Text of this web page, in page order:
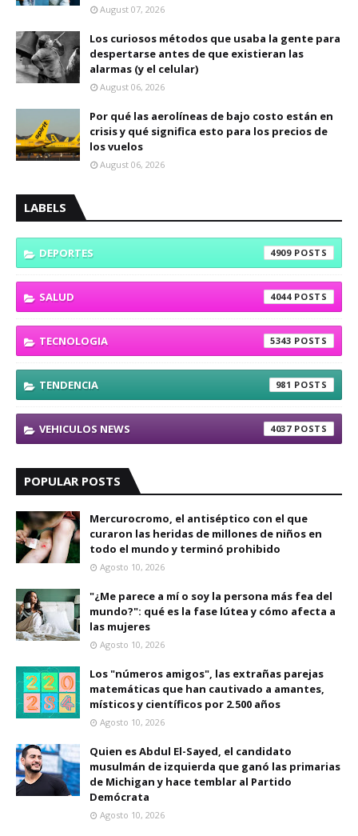
August 07, 2026
Los curiosos métodos que usaba la gente para
despertarse antes de que existieran las
alarmas (y el celular)
August 06, 2026
Por qué las aerolíneas de bajo costo están en
crisis y qué significa esto para los precios de
los vuelos
August 06, 2026
LABELS
DEPORTES 4909
SALUD 4044
TECNOLOGIA 5343
TENDENCIA 981
VEHICULOS NEWS 4037
POPULAR POSTS
Mercurocromo, el antiséptico con el que
curaron las heridas de millones de niños en
todo el mundo y terminó prohibido
Agosto 10, 2026
"¿Me parece a mí o soy la persona más fea del
mundo?": qué es la fase lútea y cómo afecta a
las mujeres
Agosto 10, 2026
Los "números amigos", las extrañas parejas
matemáticas que han cautivado a amantes,
místicos y científicos por 2.500 años
Agosto 10, 2026
Quien es Abdul El-Sayed, el candidato
musulmán de izquierda que ganó las primarias
de Michigan y hace temblar al Partido
Demócrata
Agosto 10, 2026